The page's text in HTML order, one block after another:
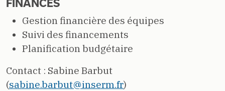
FINANCES
Gestion financière des équipes
Suivi des financements
Planification budgétaire
Contact : Sabine Barbut
(sabine.barbut@inserm.fr)